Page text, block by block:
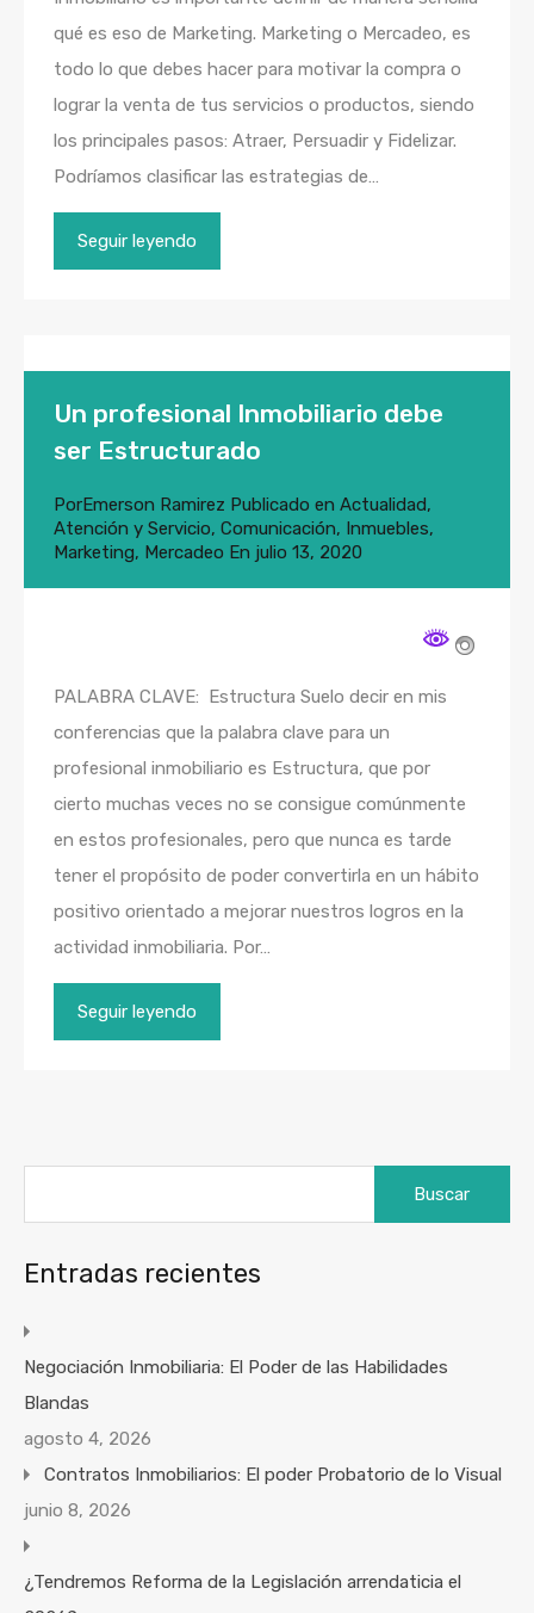
qué es eso de Marketing. Marketing o Mercadeo, es
todo lo que debes hacer para motivar la compra o
lograr la venta de tus servicios o productos, siendo
los principales pasos: Atraer, Persuadir y Fidelizar.
Podríamos clasificar las estrategias de…
Seguir leyendo
Un profesional Inmobiliario debe
ser Estructurado
PorEmerson Ramirez Publicado en Actualidad,
Atención y Servicio, Comunicación, Inmuebles,
Marketing, Mercadeo En julio 13, 2020
PALABRA CLAVE: Estructura Suelo decir en mis
conferencias que la palabra clave para un
profesional inmobiliario es Estructura, que por
cierto muchas veces no se consigue comúnmente
en estos profesionales, pero que nunca es tarde
tener el propósito de poder convertirla en un hábito
positivo orientado a mejorar nuestros logros en la
actividad inmobiliaria. Por…
Seguir leyendo
Entradas recientes
Negociación Inmobiliaria: El Poder de las Habilidades
Blandas
agosto 4, 2026
Contratos Inmobiliarios: El poder Probatorio de lo Visual
junio 8, 2026
¿Tendremos Reforma de la Legislación arrendaticia el